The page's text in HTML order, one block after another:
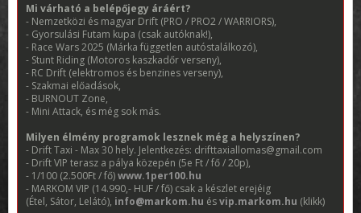
Mi várható a belépőjegy áráért?
- Nemzetközi és magyar Drift (PRO / PRO2 / WARRIORS),
- Gyorsulási Futam kupa (csak autóknak!),
- Race Wars 2025 (Márka független autóstalálkozó),
- Stunt Riding (Motoros kaszkadőr verseny),
- RC Drift (elektromos és benzines verseny),
- Szakmai előadások,
- BURNOUT Zone,
- Mini Attack, és még sok más.
Milyen élmény programok lesznek még a helyszínen?
- Drift Taxi - Max 30 hely. Jelentkezés: drifttaxiallomas@gmail.com
- Drift VIP terasz a pálya közepén (5e Ft / fő / 20p),
- 1/100 (2.500Ft / fő)www.1per100.hu
- MARKOM VIP (14.990,- HUF / fő) csak a készlet erejéig
(Étel, Sátor, Lelátó), info@markom.hu ésvip.markom.hu (klikk)